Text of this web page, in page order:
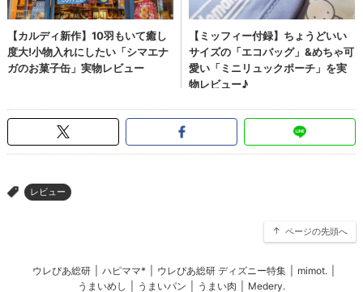
> レビュー
ページの先頭へ
ウレぴあ総研 ハピママ* ウレぴあ総研 ディズニー特集 mimot.
うまいめし
うまいパン うまい肉 Medery.